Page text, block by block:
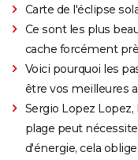
Carte de l'éclipse
Ce sont les plus
cache forcément
Voici pourquoi les
être vos meilleures
Sergio Lopez Lopez,
plage peut
d'énergie, cela